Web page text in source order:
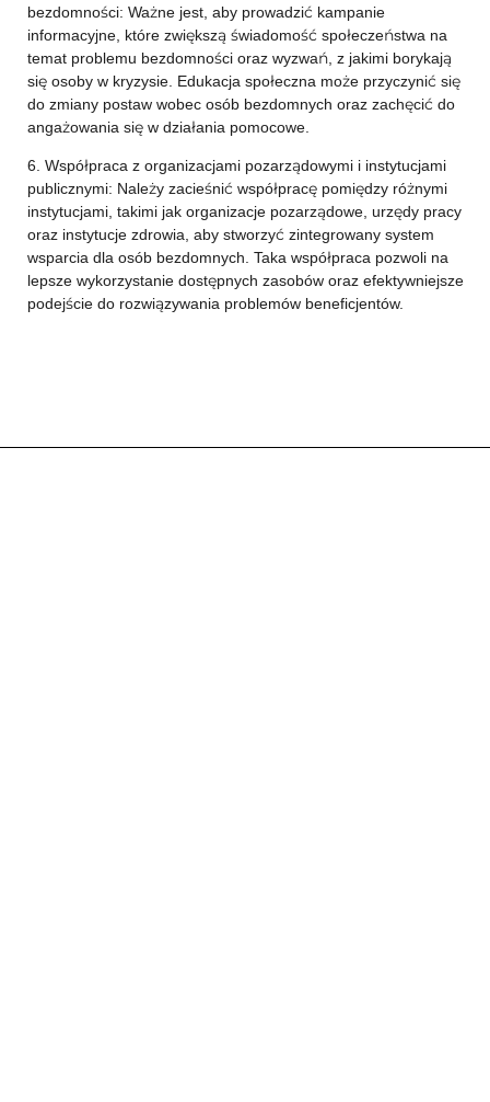
bezdomności: Ważne jest, aby prowadzić kampanie
informacyjne, które zwiększą świadomość społeczeństwa na
temat problemu bezdomności oraz wyzwań, z jakimi borykają
się osoby w kryzysie. Edukacja społeczna może przyczynić się
do zmiany postaw wobec osób bezdomnych oraz zachęcić do
angażowania się w działania pomocowe.
6. Współpraca z organizacjami pozarządowymi i instytucjami
publicznymi: Należy zacieśnić współpracę pomiędzy różnymi
instytucjami, takimi jak organizacje pozarządowe, urzędy pracy
oraz instytucje zdrowia, aby stworzyć zintegrowany system
wsparcia dla osób bezdomnych. Taka współpraca pozwoli na
lepsze wykorzystanie dostępnych zasobów oraz efektywniejsze
podejście do rozwiązywania problemów beneficjentów.